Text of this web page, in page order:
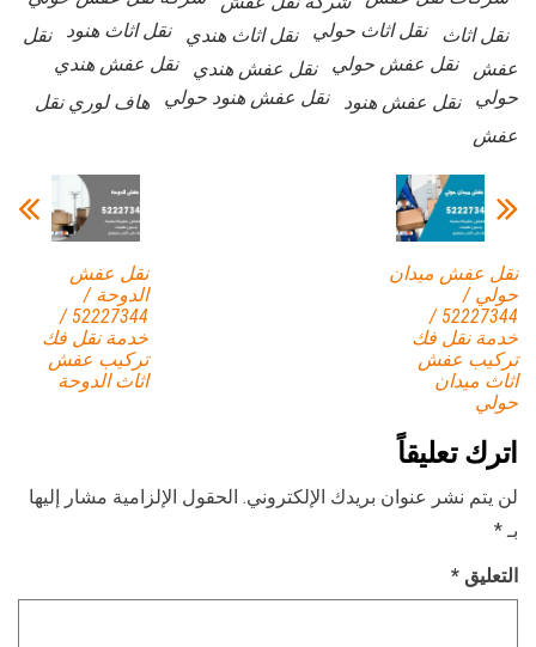
نقل اثاث
نقل اثاث حولي نقل اثاث هندي نقل اثاث هنود
نقل
عفش
نقل عفش حولي نقل عفش هندي
نقل عفش هندي
حولي
نقل عفش هنود نقل عفش هنود حولي
هاف لوري نقل
عفش
نقل عفش
الدوحة /
52227344 /
خدمة نقل فك
تركيب عفش
اثاث الدوحة
نقل عفش ميدان
حولي /
52227344 /
خدمة نقل فك
تركيب عفش
اثاث ميدان
حولي
اترك تعليقاً
لن يتم نشر عنوان بريدك الإلكتروني. الحقول الإلزامية مشار إليها
بـ *
التعليق *